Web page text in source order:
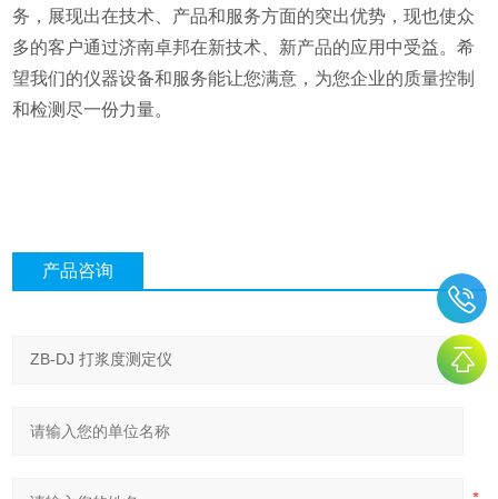
务，展现出在技术、产品和服务方面的突出优势，现也使众
多的客户通过济南卓邦在新技术、新产品的应用中受益。希
望我们的仪器设备和服务能让您满意，为您企业的质量控制
和检测尽一份力量。
产品咨询